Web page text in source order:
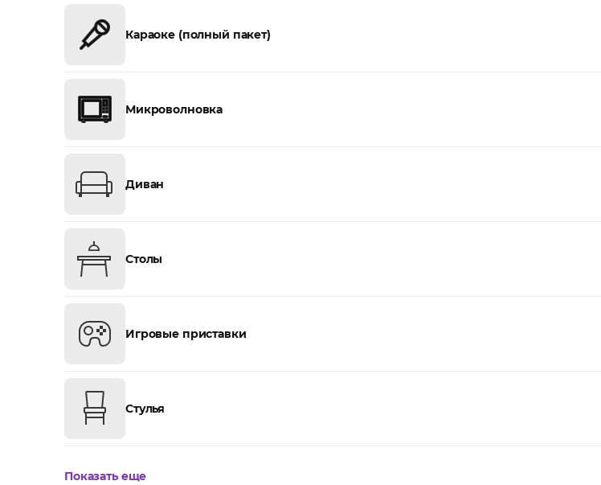
Караоке (полный пакет)
Микроволновка
Диван
Столы
Игровые приставки
Стулья
Показать еще